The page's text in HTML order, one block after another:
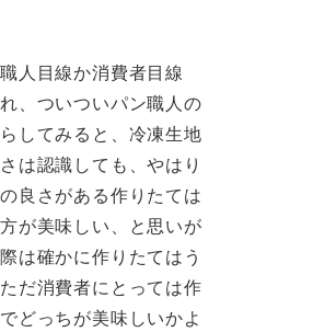
職人目線か消費者目線
、ついついパン職人の
してみると、冷凍生地
は認識しても、やはり
良さがある作りたては
が美味しい、と思いが
は確かに作りたてはう
だ消費者にとっては作
どっちが美味しいかよ